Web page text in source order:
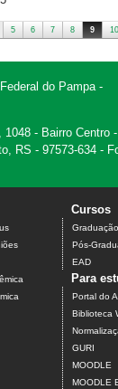
5 6 7 8 9 10
do Pampa -
1048 - Bairro Centro -
RS - 97573-634 -
Cursos
Graduação
Pós-
EAD
Para
Portal do
Biblioteca
GURI
MOODLE
MOODLE